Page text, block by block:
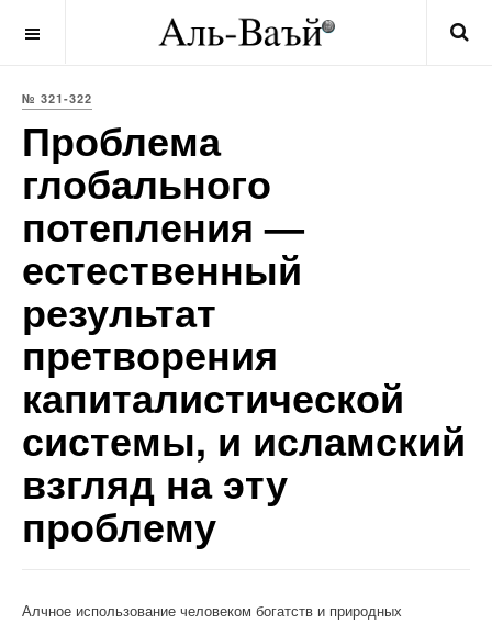
№ 321-322
Проблема
глобального
потепления —
естественный
результат
претворения
капиталистической
системы, и исламский
взгляд на эту
проблему
Алчное использование человеком богатств и природных